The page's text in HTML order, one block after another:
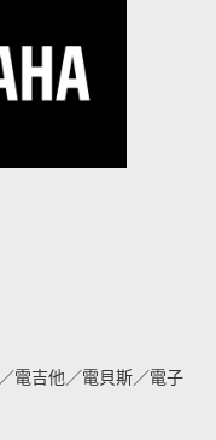
電吉他／電貝斯／電子